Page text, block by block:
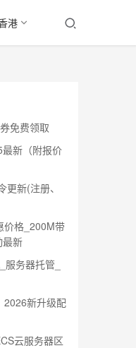
港
免费领取
新（附报价
新(注册、
价格_200M带
最新
务器托管_
2026新升级配
云服务器区